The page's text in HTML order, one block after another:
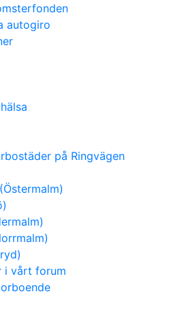
autogiro
på Ringvägen
i vårt forum